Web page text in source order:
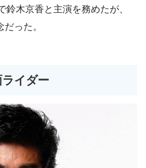
木京香と主演を務めたが、
った。
イダー